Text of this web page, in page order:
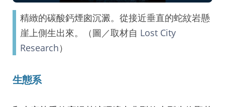
精緻的碳酸鈣煙囪沉澱。從接近垂直的蛇紋岩懸
崖上側生出來。（圖／取材自 Lost City
Research）
生態系